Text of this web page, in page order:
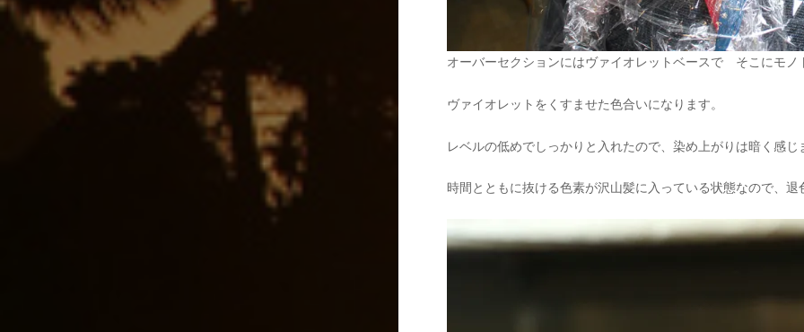
オーバーセクションにはヴァイオレットベースで そこにモノ
ヴァイオレットをくすませた色合いになります。
レベルの低めでしっかりと入れたので、染め上がりは暗く感じ
時間とともに抜ける色素が沢山髪に入っている状態なので、